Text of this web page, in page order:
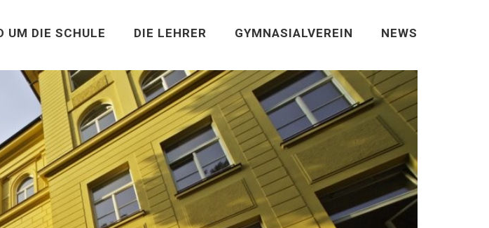
UM DIE SCHULE DIE LEHRER GYMNASIALVEREIN NEWS